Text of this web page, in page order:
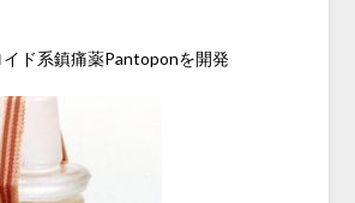
ド系鎮痛薬Pantoponを開発